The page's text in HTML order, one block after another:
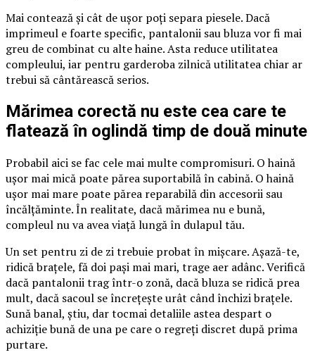
Mai contează și cât de ușor poți separa piesele. Dacă
imprimeul e foarte specific, pantalonii sau bluza vor fi mai
greu de combinat cu alte haine. Asta reduce utilitatea
compleului, iar pentru garderoba zilnică utilitatea chiar ar
trebui să cântărească serios.
Mărimea corectă nu este cea care te
flatează în oglindă timp de două minute
Probabil aici se fac cele mai multe compromisuri. O haină
ușor mai mică poate părea suportabilă în cabină. O haină
ușor mai mare poate părea reparabilă din accesorii sau
încălțăminte. În realitate, dacă mărimea nu e bună,
compleul nu va avea viață lungă în dulapul tău.
Un set pentru zi de zi trebuie probat în mișcare. Așază-te,
ridică brațele, fă doi pași mai mari, trage aer adânc. Verifică
dacă pantalonii trag într-o zonă, dacă bluza se ridică prea
mult, dacă sacoul se încrețește urât când închizi brațele.
Sună banal, știu, dar tocmai detaliile astea despart o
achiziție bună de una pe care o regreți discret după prima
purtare.